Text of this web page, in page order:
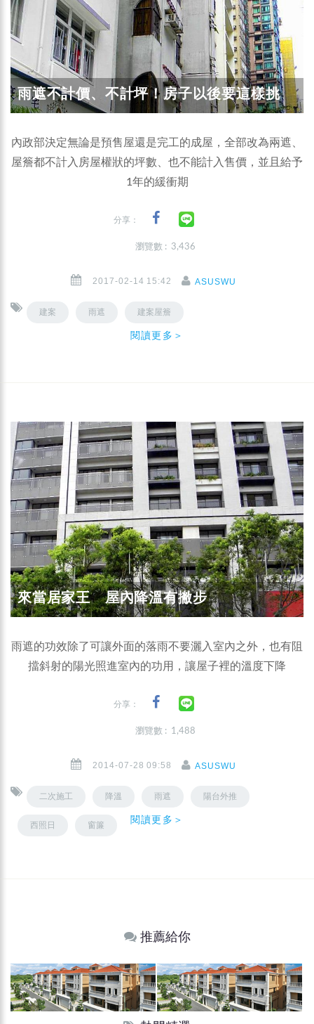
雨遮不計價、不計坪！房子以後要這樣挑
內政部決定無論是預售屋還是完工的成屋，全部改為兩遮、
屋簷都不計入房屋權狀的坪數、也不能計入售價，並且給予
1年的緩衝期
分享：
瀏覽數 : 3,436
2017-02-14 15:42 ASUSWU
建案 雨遮 建案屋簷
閱讀更多＞
來當居家王 屋內降溫有撇步
雨遮的功效除了可讓外面的落雨不要灑入室內之外，也有阻
擋斜射的陽光照進室內的功用，讓屋子裡的溫度下降
分享：
瀏覽數 : 1,488
2014-07-28 09:58 ASUSWU
二次施工 降溫 雨遮 陽台外推
西照日 窗簾 閱讀更多＞
推薦給你